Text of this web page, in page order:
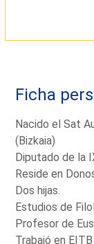
Ficha
Nacido el Sat
(Bizkaia)
Diputado de la
Reside en
Dos hijas.
Estudios de
Profesor de
Trabajó en